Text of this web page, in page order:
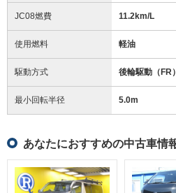
JC08燃費 11.2km/L
使用燃料 軽油
駆動方式 後輪駆動（FR）
最小回転半径 5.0m
あなたにおすすめの中古車情